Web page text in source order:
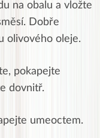
na obalu a vložte
Dobře
olivového oleje.
pokapejte
dovnitř.
umeoctem.